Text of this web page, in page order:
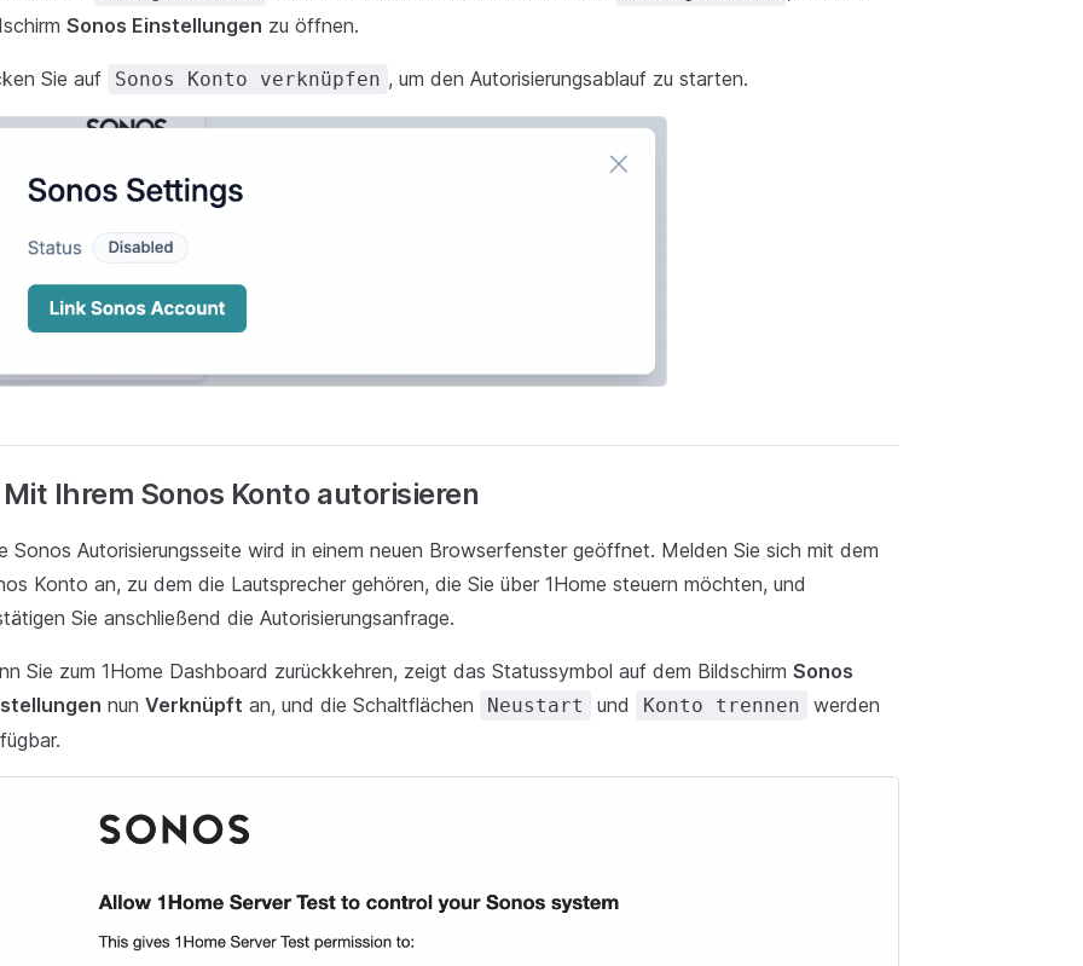
Sonos Einstellungen zu öffnen.
Sie auf Sonos Konto verknüpfen , um den Autorisierungsablauf zu starten.
Ihrem Sonos Konto autorisieren
Sonos Autorisierungsseite wird in einem neuen Browserfenster geöffnet. Melden Sie sich mit dem
Konto an, zu dem die Lautsprecher gehören, die Sie über 1Home steuern möchten, und
Sie anschließend die Autorisierungsanfrage.
Sie zum 1Home Dashboard zurückkehren, zeigt das Statussymbol auf dem Bildschirm Sonos
nun Verknüpft an, und die Schaltflächen Neustart und Konto trennen
werden